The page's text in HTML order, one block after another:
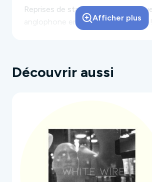
Reprises de standards de la
anglophone en français et en punk !
Emile Louisarmstrong : Chanteur
Afficher plus
Découvrir aussi